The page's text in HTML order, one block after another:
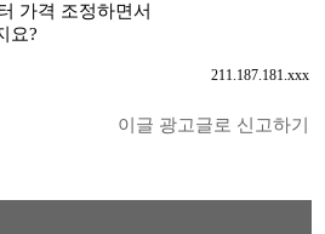
가격 조정하면서
요?
211.187.181.xxx
이글 광고글로 신고하기